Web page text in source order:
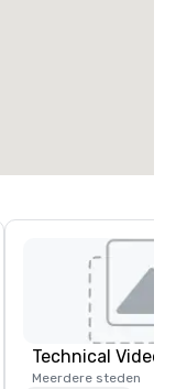
Technical Video
Meerdere steden